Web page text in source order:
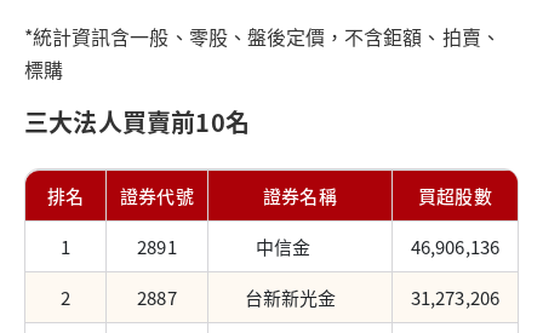
*統計資訊含一般、零股、盤後定價，不含鉅額、拍賣、
標購
三大法人買賣前10名
排名 證券代號 證券名稱
買超股數
1
2891 中信金
46,906,136
2
2887 台新新光金
31,273,206